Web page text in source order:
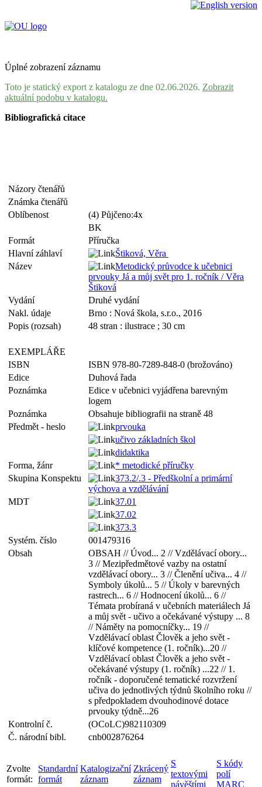
Úplné zobrazení záznamu
Toto je statický export z katalogu ze dne 02.06.2026. Zobrazit
aktuální podobu v katalogu.
Bibliografická citace
Názory čtenářů
Známka čtenářů
Oblíbenost
(4) Půjčeno:4x
BK
Formát
Příručka
Hlavní záhlaví
Štiková, Věra
Název
Metodický průvodce k učebnici
prvouky Já a můj svět pro 1. ročník / Věra
Štiková
Vydání
Druhé vydání
Nakl. údaje
Brno : Nová škola, s.r.o., 2016
Popis (rozsah)
48 stran : ilustrace ; 30 cm
EXEMPLÁŘE
ISBN
ISBN 978-80-7289-848-0 (brožováno)
Edice
Duhová řada
Poznámka
Edice v učebnici vyjádřena barevným
logem
Poznámka
Obsahuje bibliografii na straně 48
Předmět - heslo
prvouka
učivo základních škol
didaktika
Forma, žánr
* metodické příručky
Skupina Konspektu
373.2/.3 - Předškolní a primární
výchova a vzdělávání
MDT
37.01
37.02
373.3
Systém. číslo
001479316
Obsah
OBSAH // Úvod... 2 // Vzdělávací obory...
3 // Mezipředmětové vazby na ostatní
vzdělávací obory... 3 // Členění učiva... 4 //
Symboly úkolů... 5 // Úkoly v barevných
rastrech... 6 // Hodnocení úkolů... 6 //
Témata probíraná v učebních materiálech Já
a můj svět - učivo a očekávané výstupy ... 8
// Náměty na pomocníčky... 19 //
Vzdělávací oblast Člověk a jeho svět -
klíčové kompetence (1. ročník)...20 //
Vzdělávací oblast Člověk a jeho svět -
očekávané výstupy (1. ročník) ...22 // 1.
ročník - doporučené tematické rozvržení
učiva do jednotlivých týdnů školního roku //
s předpokladem dvouhodinové dotace
prvouky týdně...26
Kontrolní č.
(OCoLC)982110309
Č. národní bibl.
cnb002876264
Zvolte
formát:
Standardní
formát
Katalogizační
záznam
Zkrácený
záznam
S
textovými
návěštími
S kódy
polí
MARC